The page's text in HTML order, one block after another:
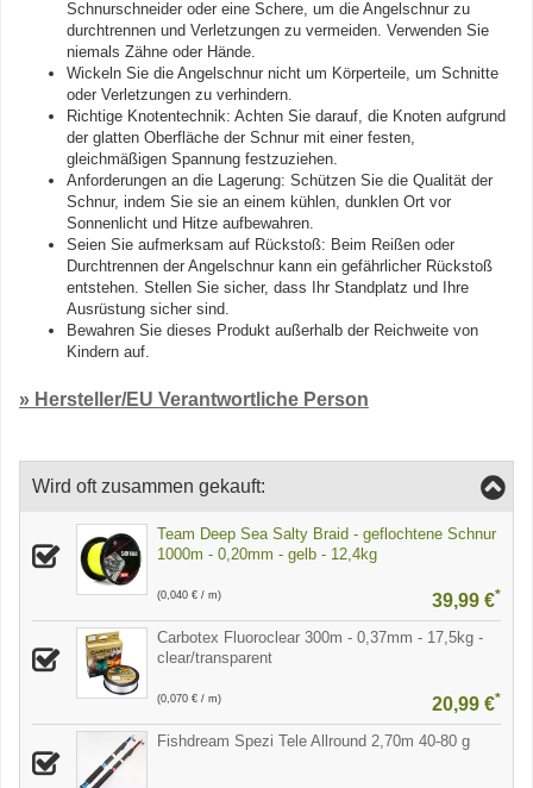
Schnurschneider oder eine Schere, um die Angelschnur zu
durchtrennen und Verletzungen zu vermeiden. Verwenden Sie
niemals Zähne oder Hände.
Wickeln Sie die Angelschnur nicht um Körperteile, um Schnitte
oder Verletzungen zu verhindern.
Richtige Knotentechnik: Achten Sie darauf, die Knoten aufgrund
der glatten Oberfläche der Schnur mit einer festen,
gleichmäßigen Spannung festzuziehen.
Anforderungen an die Lagerung: Schützen Sie die Qualität der
Schnur, indem Sie sie an einem kühlen, dunklen Ort vor
Sonnenlicht und Hitze aufbewahren.
Seien Sie aufmerksam auf Rückstoß: Beim Reißen oder
Durchtrennen der Angelschnur kann ein gefährlicher Rückstoß
entstehen. Stellen Sie sicher, dass Ihr Standplatz und Ihre
Ausrüstung sicher sind.
Bewahren Sie dieses Produkt außerhalb der Reichweite von
Kindern auf.
» Hersteller/EU Verantwortliche Person
Wird oft zusammen gekauft:
Team Deep Sea Salty Braid - geflochtene Schnur
1000m - 0,20mm - gelb - 12,4kg
(0,040 € / m) 39,99 €*
Carbotex Fluoroclear 300m - 0,37mm - 17,5kg -
clear/transparent
(0,070 € / m) 20,99 €*
Fishdream Spezi Tele Allround 2,70m 40-80 g